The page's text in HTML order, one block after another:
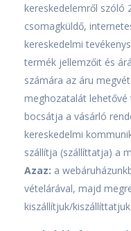
kereskedelemről szóló
csomagküldő,
kereskedelmi
termék jellemzőit és
számára az áru
meghozatalát
bocsátja a vásárló
kereskedelmi
szállítja (szállíttatja) a
Azaz: a
vételárával, majd
kiszállítjuk/